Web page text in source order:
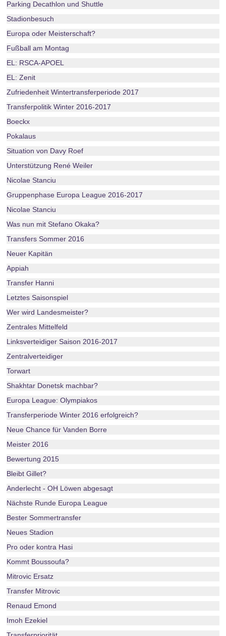
Parking Decathlon und Shuttle
Stadionbesuch
Europa oder Meisterschaft?
Fußball am Montag
EL: RSCA-APOEL
EL: Zenit
Zufriedenheit Wintertransferperiode 2017
Transferpolitik Winter 2016-2017
Boeckx
Pokalaus
Situation von Davy Roef
Unterstützung René Weiler
Nicolae Stanciu
Gruppenphase Europa League 2016-2017
Nicolae Stanciu
Was nun mit Stefano Okaka?
Transfers Sommer 2016
Neuer Kapitän
Appiah
Transfer Hanni
Letztes Saisonspiel
Wer wird Landesmeister?
Zentrales Mittelfeld
Linksverteidiger Saison 2016-2017
Zentralverteidiger
Torwart
Shakhtar Donetsk machbar?
Europa League: Olympiakos
Transferperiode Winter 2016 erfolgreich?
Neue Chance für Vanden Borre
Meister 2016
Bewertung 2015
Bleibt Gillet?
Anderlecht - OH Löwen abgesagt
Nächste Runde Europa League
Bester Sommertransfer
Neues Stadion
Pro oder kontra Hasi
Kommt Boussoufa?
Mitrovic Ersatz
Transfer Mitrovic
Renaud Emond
Imoh Ezekiel